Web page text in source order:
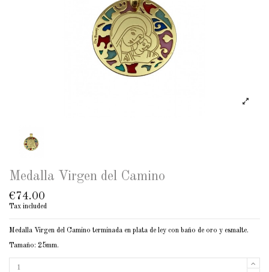
Medalla Virgen del Camino
€74.00
Tax included
Medalla Virgen del Camino terminada en plata de ley con baño de oro y esmalte.
Tamaño: 25mm.